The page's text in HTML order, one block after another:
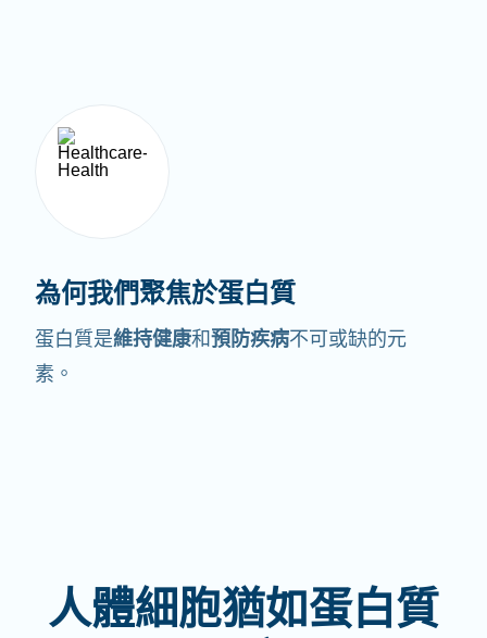
為何我們聚焦於蛋白質
蛋白質是維持健康和預防疾病不可或缺的元
素。
人體細胞猶如蛋白質